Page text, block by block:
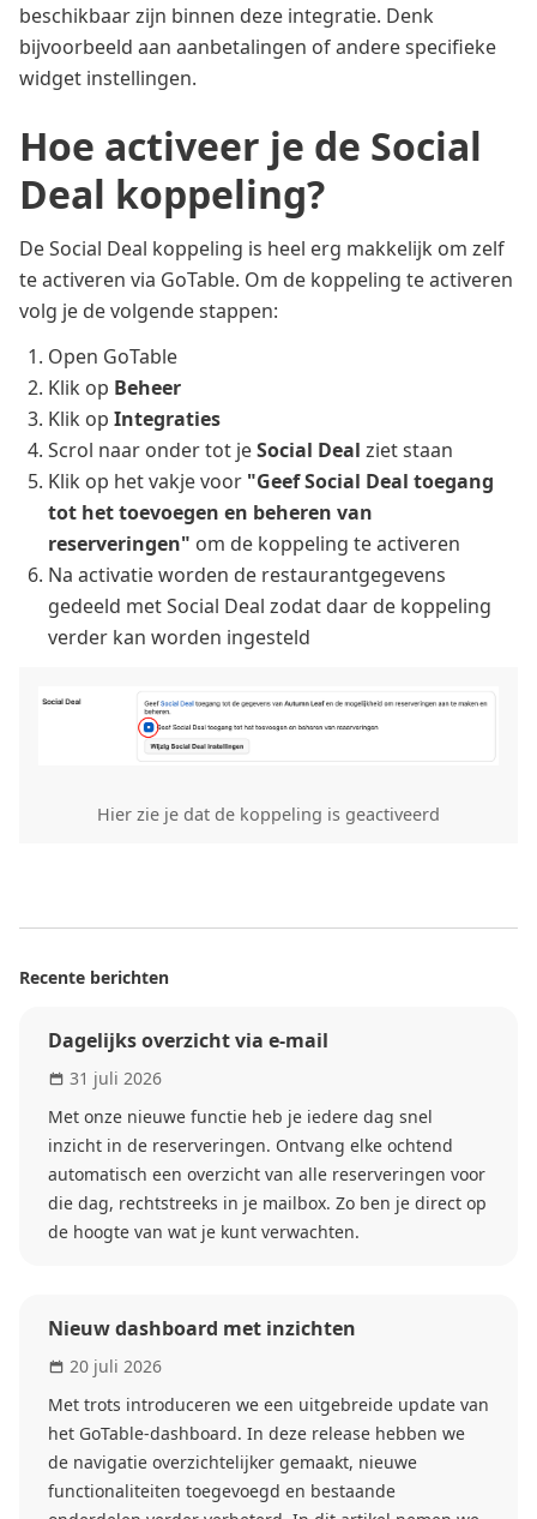
beschikbaar zijn binnen deze integratie. Denk
bijvoorbeeld aan aanbetalingen of andere specifieke
widget instellingen.
Hoe activeer je de Social
Deal koppeling?
De Social Deal koppeling is heel erg makkelijk om zelf
te activeren via GoTable. Om de koppeling te activeren
volg je de volgende stappen:
Open GoTable
Klik op Beheer
Klik op Integraties
Scrol naar onder tot jeSocial Deal ziet staan
Klik op het vakje voor "Geef Social Deal toegang
tot het toevoegen en beheren van
reserveringen" om de koppeling te activeren
Na activatie worden de restaurantgegevens
gedeeld met Social Deal zodat daar de koppeling
verder kan worden ingesteld
Hier zie je dat de koppeling is geactiveerd
Recente berichten
Dagelijks overzicht via e-mail
31 juli 2026
Met onze nieuwe functie heb je iedere dag snel
inzicht in de reserveringen. Ontvang elke ochtend
automatisch een overzicht van alle reserveringen voor
die dag, rechtstreeks in je mailbox. Zo ben je direct op
de hoogte van wat je kunt verwachten.
Nieuw dashboard met inzichten
20 juli 2026
Met trots introduceren we een uitgebreide update van
het GoTable-dashboard. In deze release hebben we
de navigatie overzichtelijker gemaakt, nieuwe
functionaliteiten toegevoegd en bestaande